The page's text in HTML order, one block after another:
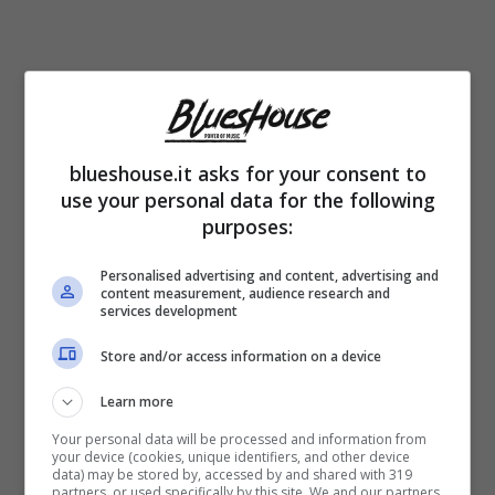
Dal 2009,Piero Barone, Ignazio
Boschetto e Gianluca Ginoble
pubblico con le loro voci uniche,
raggiungendo tantissimi traguardi con il
gruppo Il Volo, formatosi durante la
partecipazione dei cantanti in gioventù a
blueshouse.it asks for your consent to
use your personal data for the following
purposes:
Personalised advertising and content, advertising and
content measurement, audience research and
services development
Store and/or access information on a device
Learn more
Your personal data will be processed and information from
your device (cookies, unique identifiers, and other device
data) may be stored by, accessed by and shared with 319